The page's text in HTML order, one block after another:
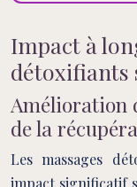
Impact à
détoxifiants
Amélioration
de la
Les massages
impact significatif